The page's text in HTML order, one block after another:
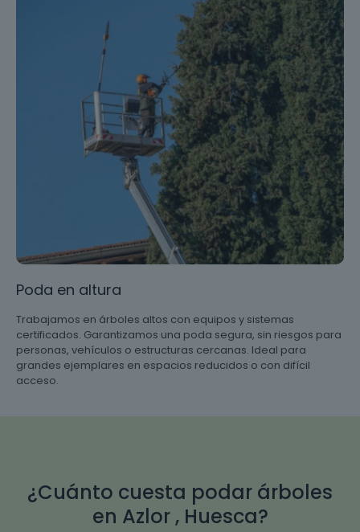
Poda en altura
Trabajamos en árboles altos con equipos y sistemas
certificados. Garantizamos una poda segura, sin riesgos para
personas, vehículos o estructuras cercanas. Ideal para
grandes ejemplares en espacios reducidos o con difícil
acceso.
¿Cuánto cuesta podar árboles
en Azlor , Huesca?